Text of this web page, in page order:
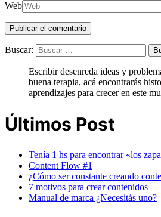
Web
Buscar:
Escribir desenreda ideas y
buena terapia, acá encontrarás
aprendizajes para crecer en este
Últimos Post
Tenía 1 hs para encontrar «los
Content Flow #1
¿Cómo ser constante creando
7 motivos para crear contenidos
Manual de marca ¿Necesitás uno?